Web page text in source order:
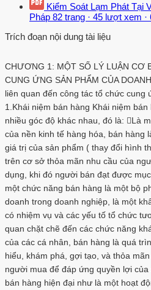
Kiểm Soát Lạm Phát Tại
Pháp 82 trang · 45 lượt xem ·
Trích đoạn nội dung tài liệu
CHƯƠNG 1: MỘT SỐ LÝ LUẬN CƠ
CUNG ỨNG SẢN PHẨM CỦA
liên quan đến công tác tổ chức cung
1.Khái niệm bán hàng Khái niệm
nhiều góc độ khác nhau, đó là: Là
của nền kinh tế hàng hóa, bán hàng
giá trị của sản phẩm ( thay đổi hình
trên cơ sở thỏa mãn nhu cầu của
dụng, khi đó người bán đạt được
một chức năng bán hàng là một bộ
doanh trong doanh nghiệp, là một
có nhiệm vụ và các yếu tố tổ chức
quan chặt chẽ đến các chức năng
của các cá nhân, bán hàng là quá
hiểu, khám phá, gợi tạo, và thỏa
người mua để đáp ứng quyền lợi
bán hàng hiện đại như là một hoạt